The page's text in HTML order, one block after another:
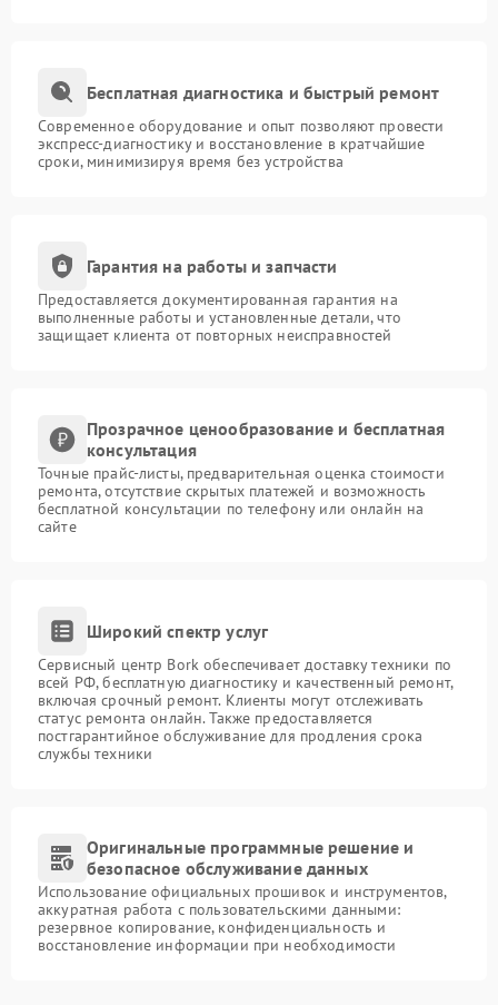
Бесплатная диагностика и быстрый ремонт
Современное оборудование и опыт позволяют провести
экспресс-диагностику и восстановление в кратчайшие
сроки, минимизируя время без устройства
Гарантия на работы и запчасти
Предоставляется документированная гарантия на
выполненные работы и установленные детали, что
защищает клиента от повторных неисправностей
Прозрачное ценообразование и бесплатная
консультация
Точные прайс-листы, предварительная оценка стоимости
ремонта, отсутствие скрытых платежей и возможность
бесплатной консультации по телефону или онлайн на
сайте
Широкий спектр услуг
Сервисный центр Bork обеспечивает доставку техники по
всей РФ, бесплатную диагностику и качественный ремонт,
включая срочный ремонт. Клиенты могут отслеживать
статус ремонта онлайн. Также предоставляется
постгарантийное обслуживание для продления срока
службы техники
Оригинальные программные решение и
безопасное обслуживание данных
Использование официальных прошивок и инструментов,
аккуратная работа с пользовательскими данными:
резервное копирование, конфиденциальность и
восстановление информации при необходимости